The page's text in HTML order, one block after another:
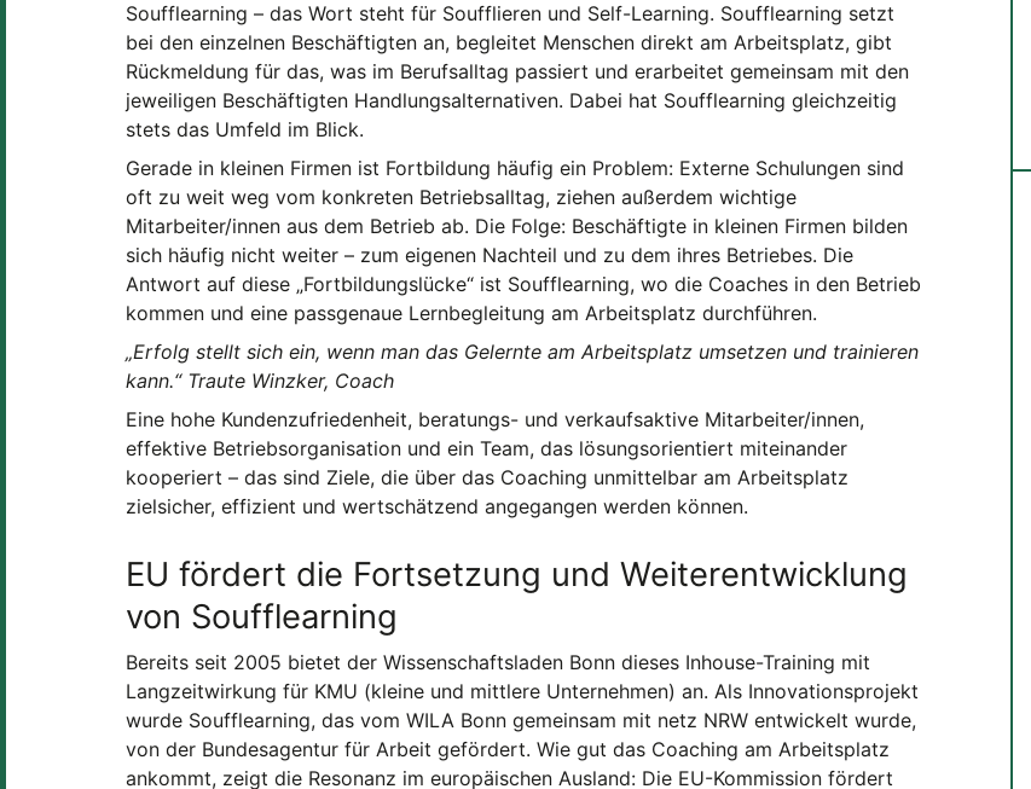
Soufflearning – das Wort steht für Soufflieren und Self-Learning. Soufflearning setzt
bei den einzelnen Beschäftigten an, begleitet Menschen direkt am Arbeitsplatz, gibt
Rückmeldung für das, was im Berufsalltag passiert und erarbeitet gemeinsam mit den
jeweiligen Beschäftigten Handlungsalternativen. Dabei hat Soufflearning gleichzeitig
stets das Umfeld im Blick.
Gerade in kleinen Firmen ist Fortbildung häufig ein Problem: Externe Schulungen sind
oft zu weit weg vom konkreten Betriebsalltag, ziehen außerdem wichtige
Mitarbeiter/innen aus dem Betrieb ab. Die Folge: Beschäftigte in kleinen Firmen bilden
sich häufig nicht weiter – zum eigenen Nachteil und zu dem ihres Betriebes. Die
Antwort auf diese „Fortbildungslücke“ ist Soufflearning, wo die Coaches in den Betrieb
kommen und eine passgenaue Lernbegleitung am Arbeitsplatz durchführen.
„Erfolg stellt sich ein, wenn man das Gelernte am Arbeitsplatz umsetzen und trainieren
kann.“ Traute Winzker, Coach
Eine hohe Kundenzufriedenheit, beratungs- und verkaufsaktive Mitarbeiter/innen,
effektive Betriebsorganisation und ein Team, das lösungsorientiert miteinander
kooperiert – das sind Ziele, die über das Coaching unmittelbar am Arbeitsplatz
zielsicher, effizient und wertschätzend angegangen werden können.
EU fördert die Fortsetzung und Weiterentwicklung
von Soufflearning
Bereits seit 2005 bietet der Wissenschaftsladen Bonn dieses Inhouse-Training mit
Langzeitwirkung für KMU (kleine und mittlere Unternehmen) an. Als Innovationsprojekt
wurde Soufflearning, das vom WILA Bonn gemeinsam mit netz NRW entwickelt wurde,
von der Bundesagentur für Arbeit gefördert. Wie gut das Coaching am Arbeitsplatz
ankommt, zeigt die Resonanz im europäischen Ausland: Die EU-Kommission fördert